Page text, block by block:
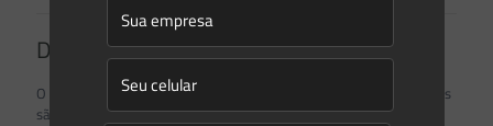
Deixe um comentário
O seu endereço de e-mail não será publicado.
Campos obrigatórios
são marcados com*